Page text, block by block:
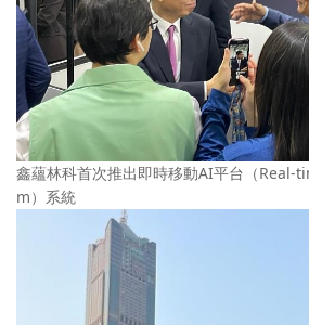
鑫蘊林科首次推出即時移動AI平台（
m）系統